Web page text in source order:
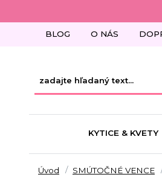
BLOG O NÁS
KYTICE & KVETY
Úvod SMÚTOČNÉ VENCE